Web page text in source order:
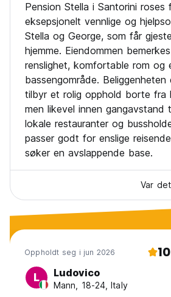
Pension Stella i Santorini roses
eksepsjonelt vennlige og
Stella og George, som får
hjemme. Eiendommen
renslighet, komfortable rom og
bassengområde.
tilbyr et rolig opphold borte fra
men likevel innen
lokale restauranter og
passer godt for enslige
søker en avslappende base.
Var
Oppholdt seg i jun 2026 10
L Ludovico
Mann, 18-24, Italy